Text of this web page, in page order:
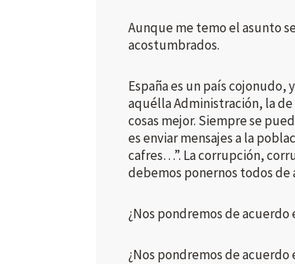
Aunque me temo el asunto
acostumbrados.
España es un país cojonudo,
aquélla Administración, la
cosas mejor. Siempre se
es enviar mensajes a la
cafres…”. La corrupción,
debemos ponernos todos de
¿Nos pondremos de acuerdo
¿Nos pondremos de